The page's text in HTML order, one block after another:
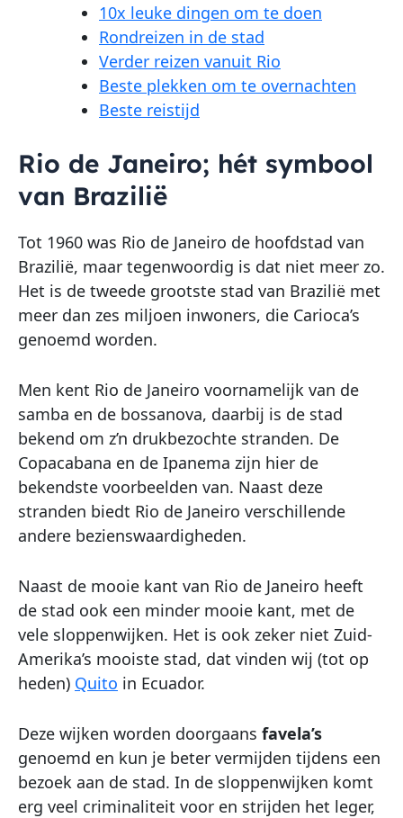
10x leuke dingen om te doen
Rondreizen in de stad
Verder reizen vanuit Rio
Beste plekken om te overnachten
Beste reistijd
Rio de Janeiro; hét symbool
van Brazilië
Tot 1960 was Rio de Janeiro de hoofdstad van
Brazilië, maar tegenwoordig is dat niet meer zo.
Het is de tweede grootste stad van Brazilië met
meer dan zes miljoen inwoners, die Carioca’s
genoemd worden.
Men kent Rio de Janeiro voornamelijk van de
samba en de bossanova, daarbij is de stad
bekend om z’n drukbezochte stranden. De
Copacabana en de Ipanema zijn hier de
bekendste voorbeelden van. Naast deze
stranden biedt Rio de Janeiro verschillende
andere bezienswaardigheden.
Naast de mooie kant van Rio de Janeiro heeft
de stad ook een minder mooie kant, met de
vele sloppenwijken. Het is ook zeker niet Zuid-
Amerika’s mooiste stad, dat vinden wij (tot op
heden) Quito in Ecuador.
Deze wijken worden doorgaans favela’s
genoemd en kun je beter vermijden tijdens een
bezoek aan de stad. In de sloppenwijken komt
erg veel criminaliteit voor en strijden het leger,